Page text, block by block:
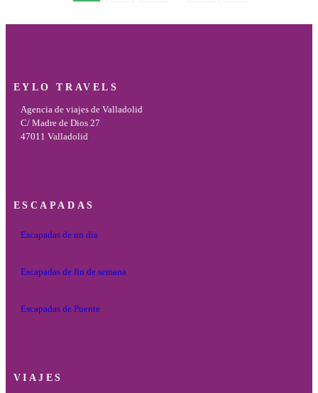
EYLO TRAVELS
Agencia de viajes de Valladolid
C/ Madre de Dios 27
47011 Valladolid
ESCAPADAS
Escapadas de un día
Escapadas de fin de semana
Escapadas de Puente
VIAJES